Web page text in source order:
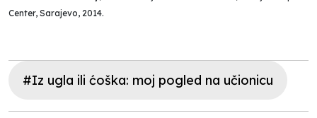
Center, Sarajevo, 2014.
#Iz ugla ili ćoška: moj pogled na učionicu